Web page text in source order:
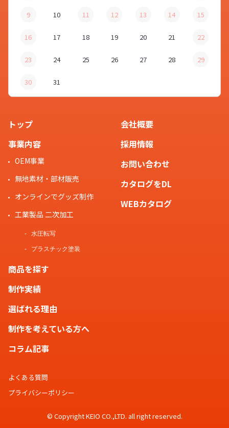
9 10 11 12 13 14 15
16 17 18 19 20 21 22
23 24 25 26 27 28 29
30 31
トップ
事業内容
OEM事業
無地素材・部材販売
オンラインでグッズ制作
工業製品 二次加工
水圧転写
プラスチック塗装
商品を探す
制作実績
選ばれる理由
制作を考えている方へ
コラム記事
会社概要
採用情報
お問い合わせ
カタログをDL
WEBカタログ
よくある質問
プライバシーポリシー
© Copyright KEIO CO.,LTD. all right reserved.